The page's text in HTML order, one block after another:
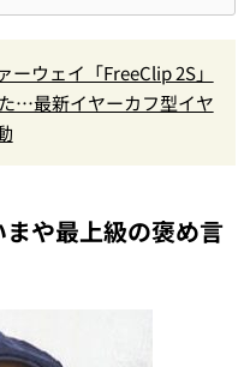
ーウェイ「FreeClip 2S」
…最新イヤーカフ型イヤ
まや最上級の褒め言